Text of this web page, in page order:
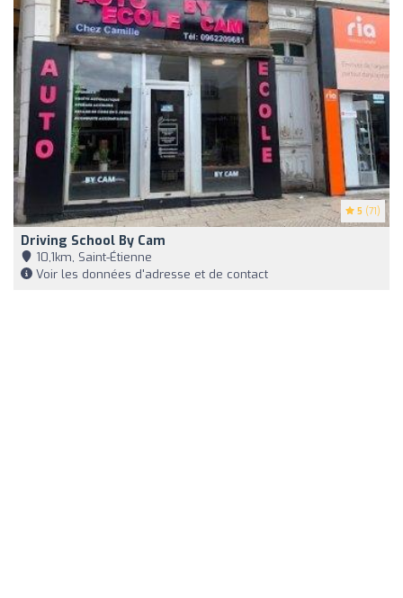
5 (71)
Driving School By Cam
10,1km, Saint-Étienne
Voir les données d'adresse et de contact